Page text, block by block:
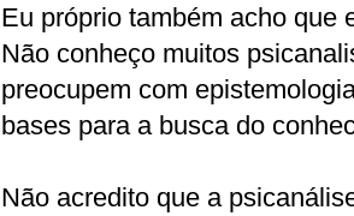
Eu próprio também acho que
Não conheço muitos
preocupem com
bases para a busca do
Não acredito que a